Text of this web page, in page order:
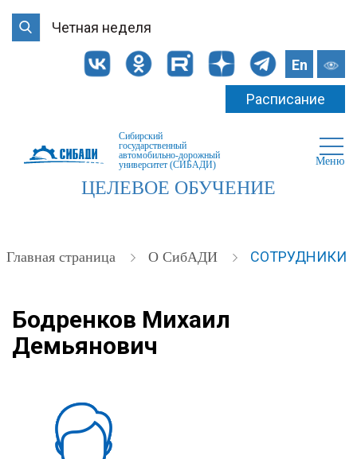
Четная неделя
En
Расписание
Сибирский
государственный
автомобильно-дорожный
университет (СИБАДИ)
Меню
ЦЕЛЕВОЕ ОБУЧЕНИЕ
Главная страница О СибАДИ СОТРУДНИКИ
Бодренков Михаил
Демьянович